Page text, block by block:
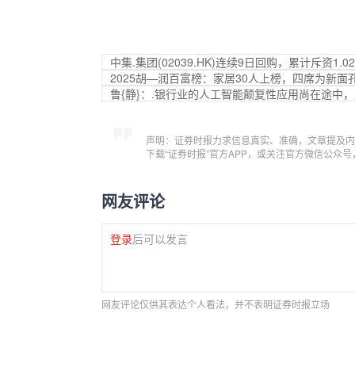
中集.集团(02039.HK)连续9日回购，累计斥资
2025胡—润百富榜：家居30人上榜，四席为新面
鲁{静}：.银行业的人工智能颠复性应用尚在途中
声明：证券时报力求信息真实、准确，文章提及
下载“证券时报”官方APP，或关注官方微信公众
网友评论
登录后可以发言
网友评论仅供其表达个人看法，并不表明证券时报立场